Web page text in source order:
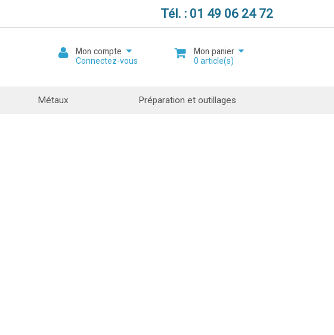
Tél. : 01 49 06 24 72
Mon compte
Connectez-vous
Mon panier
0 article(s)
Métaux Préparation et outillages